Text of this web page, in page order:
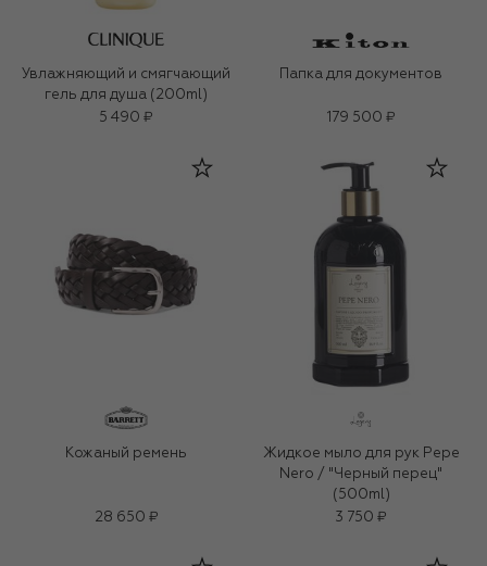
Увлажняющий и смягчающий
гель для душа (200ml)
5 490 ₽
Папка для документов
179 500 ₽
Кожаный ремень
28 650 ₽
Жидкое мыло для рук Pepe
Nero / "Черный перец"
(500ml)
3 750 ₽